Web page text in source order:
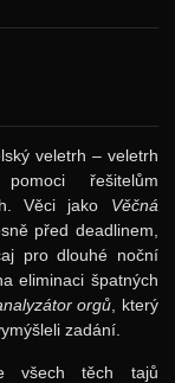
veletrh – veletrh
řešitelům
Věci jako Věčná
před deadlinem,
pro dlouhé noční
eliminaci špatných
orgů, který
zadání.
všech těch tajů